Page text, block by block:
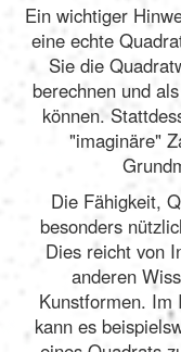
Ein wichtiger
eine echte
Sie die
berechnen und
können.
"imaginäre"
Die Fähigkeit,
besonders
Dies reicht von
anderen
Kunstformen. Im
kann es